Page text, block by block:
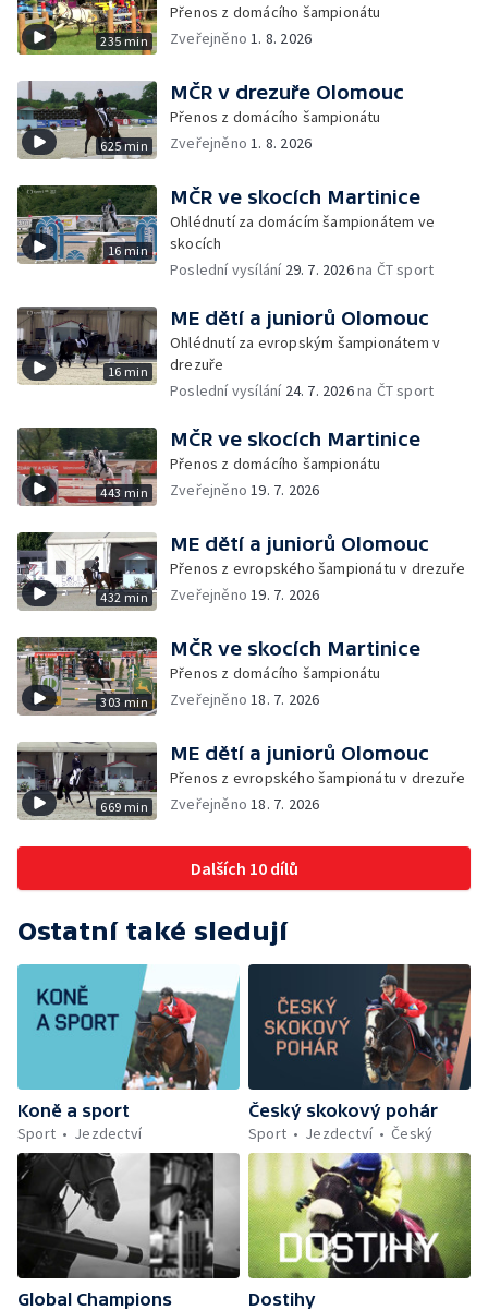
235 min
Přenos z domácího šampionátu
Zveřejněno1. 8. 2026
625 min
MČR v drezuře Olomouc
Přenos z domácího šampionátu
Zveřejněno1. 8. 2026
16 min
MČR ve skocích Martinice
Ohlédnutí za domácím šampionátem ve
skocích
Poslední vysílání 29. 7. 2026na ČT sport
16 min
ME dětí a juniorů Olomouc
Ohlédnutí za evropským šampionátem v
drezuře
Poslední vysílání 24. 7. 2026na ČT sport
443 min
MČR ve skocích Martinice
Přenos z domácího šampionátu
Zveřejněno19. 7. 2026
432 min
ME dětí a juniorů Olomouc
Přenos z evropského šampionátu v drezuře
Zveřejněno19. 7. 2026
303 min
MČR ve skocích Martinice
Přenos z domácího šampionátu
Zveřejněno18. 7. 2026
669 min
ME dětí a juniorů Olomouc
Přenos z evropského šampionátu v drezuře
Zveřejněno18. 7. 2026
Dalších 10 dílů
Ostatní také sledují
Koně a sport
Sport
Jezdectví
Český skokový pohár
Sport
Jezdectví Český
Global Champions
Dostihy